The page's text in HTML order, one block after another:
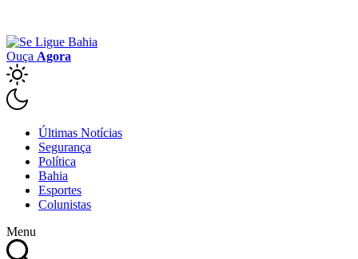
Ouça Agora
Últimas Notícias
Segurança
Política
Bahia
Esportes
Colunistas
Menu